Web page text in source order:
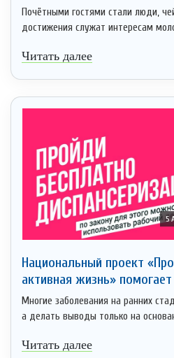
Почётными гостями стали люди,
достижения служат интересам
Читать далее
5
Национальный проект
активная жизнь»
Многие заболевания на ранних
а делать выводы только на
Читать далее